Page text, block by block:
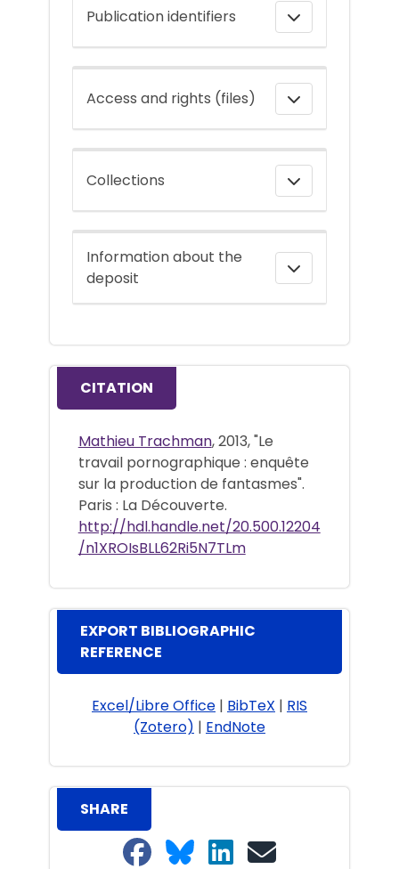
Publication identifiers
Access and rights (files)
Collections
Information about the
deposit
CITATION
Mathieu Trachman, 2013, "Le
travail pornographique : enquête
sur la production de fantasmes".
Paris : La Découverte.
http://hdl.handle.net/20.500.12204
/n1XROIsBLL62Ri5N7TLm
EXPORT BIBLIOGRAPHIC
REFERENCE
Excel/Libre Office | BibTeX | RIS
(Zotero) | EndNote
SHARE
Share on Facebook
Share on Bluesky
Share on LinkedIn